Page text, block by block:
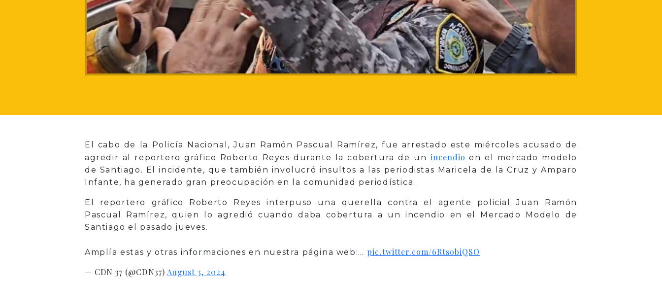
El cabo de la Policía Nacional, Juan Ramón Pascual Ramírez, fue arrestado este miércoles acusado de
agredir al reportero gráfico Roberto Reyes durante la cobertura de un incendio en el mercado modelo
de Santiago. El incidente, que también involucró insultos a las periodistas Maricela de la Cruz y Amparo
Infante, ha generado gran preocupación en la comunidad periodística.
El reportero gráfico Roberto Reyes interpuso una querella contra el agente policial Juan Ramón
Pascual Ramírez, quien lo agredió cuando daba cobertura a un incendio en el Mercado Modelo de
Santiago el pasado jueves.
Amplía estas y otras informaciones en nuestra página web:… pic.twitter.com/6RtsobiQSO
— CDN 37 (@CDN37) August 3, 2024